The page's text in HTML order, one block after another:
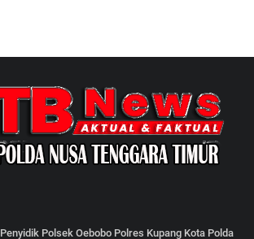
Penyidik Polsek Oebobo Polres Kupang Kota Polda